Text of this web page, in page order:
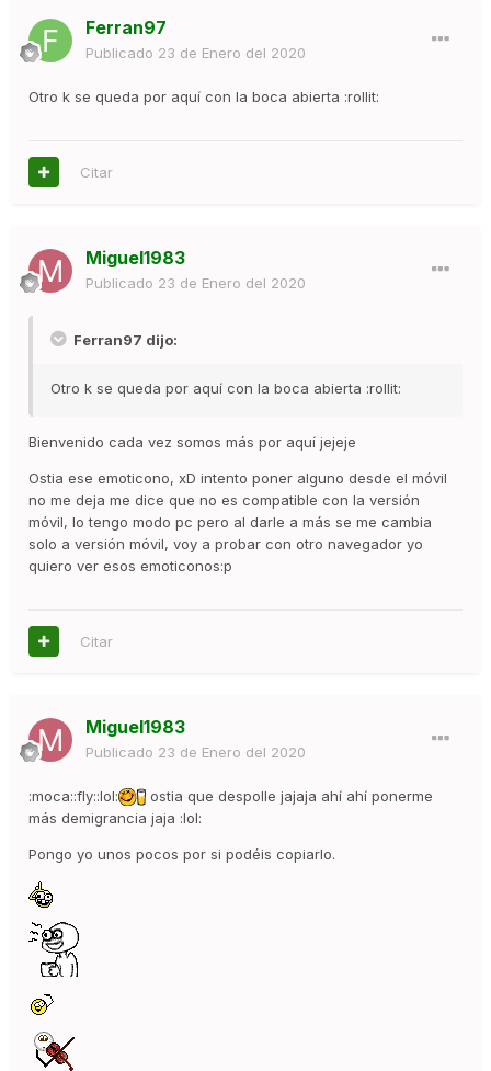
Ferran97
Publicado 23 de Enero del 2020
Otro k se queda por aquí con la boca abierta :rollit:
Citar
Miguel1983
Publicado 23 de Enero del 2020
Ferran97 dijo:
Otro k se queda por aquí con la boca abierta :rollit:
Bienvenido cada vez somos más por aquí jejeje
Ostia ese emoticono, xD intento poner alguno desde el móvil
no me deja me dice que no es compatible con la versión
móvil, lo tengo modo pc pero al darle a más se me cambia
solo a versión móvil, voy a probar con otro navegador yo
quiero ver esos emoticonos:p
Citar
Miguel1983
Publicado 23 de Enero del 2020
:moca::fly::lol:
ostia que despolle jajaja ahí ahí ponerme
más demigrancia jaja :lol:
Pongo yo unos pocos por si podéis copiarlo.